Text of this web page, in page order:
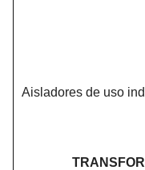
Aisladores de uso